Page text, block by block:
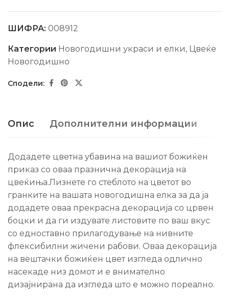
ШИФРА: 008912
Категории Новогодишни украси и елки, Цвеќе
Новогодишно
Опис Дополнителни информации
Додадете цветна убавина на вашиот божиќен
приказ со оваа празнична декорација на
цвеќиња.Лизнете го стеблото на цветот во
гранките на вашата новогодишна елка за да ја
додадете оваа прекрасна декорација со црвен
боцки и да ги издувате листовите по ваш вкус
со едноставно прилагодување на нивните
флексибилни жичени рабови. Оваа декорација
на вештачки божиќен цвет изгледа одлично
насекаде низ домот и е внимателно
дизајнирана да изгледа што е можно пореално.